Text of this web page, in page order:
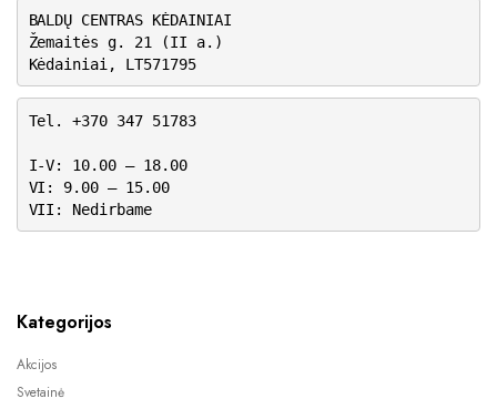
BALDŲ CENTRAS KĖDAINIAI
Žemaitės g. 21 (II a.)
Kėdainiai, LT571795
Tel. +370 347 51783
I-V: 10.00 – 18.00
VI: 9.00 – 15.00
VII: Nedirbame
Kategorijos
Akcijos
Svetainė